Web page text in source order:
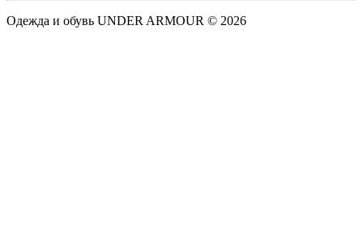
Одежда и обувь UNDER ARMOUR © 2026